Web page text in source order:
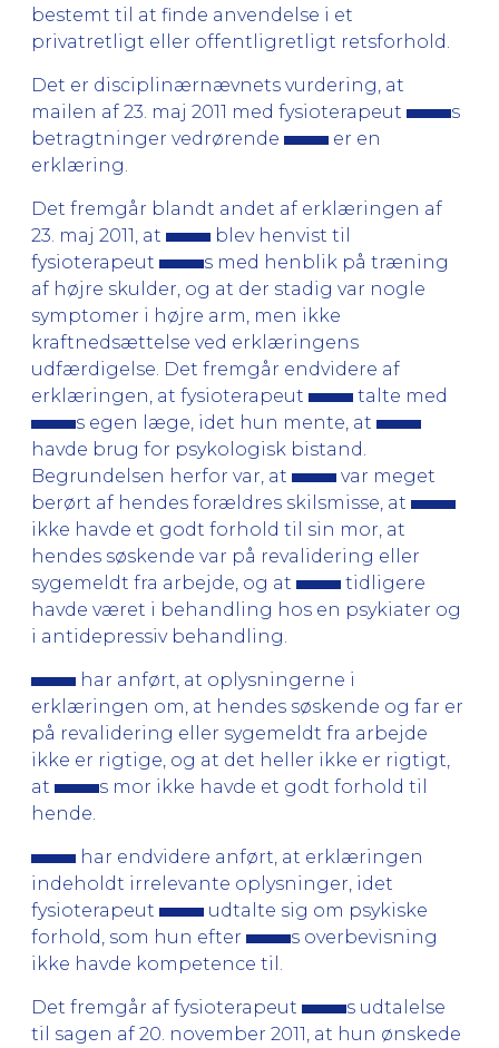
bestemt til at finde anvendelse i et
privatretligt eller offentligretligt retsforhold.
Det er disciplinærnævnets vurdering, at
mailen af 23. maj 2011 med fysioterapeut
s
betragtninger vedrørende
er en
erklæring.
Det fremgår blandt andet af erklæringen af
23. maj 2011, at
blev henvist til
fysioterapeut
s med henblik på træning
af højre skulder, og at der stadig var nogle
symptomer i højre arm, men ikke
kraftnedsættelse ved erklæringens
udfærdigelse. Det fremgår endvidere af
erklæringen, at fysioterapeut
talte med
s egen læge, idet hun mente, at
havde brug for psykologisk bistand.
Begrundelsen herfor var, at
var meget
berørt af hendes forældres skilsmisse, at
ikke havde et godt forhold til sin mor, at
hendes søskende var på revalidering eller
sygemeldt fra arbejde, og at
tidligere
havde været i behandling hos en psykiater og
i antidepressiv behandling.
har anført, at oplysningerne i
erklæringen om, at hendes søskende og far er
på revalidering eller sygemeldt fra arbejde
ikke er rigtige, og at det heller ikke er rigtigt,
at
s mor ikke havde et godt forhold til
hende.
har endvidere anført, at erklæringen
indeholdt irrelevante oplysninger, idet
fysioterapeut
udtalte sig om psykiske
forhold, som hun efter
s overbevisning
ikke havde kompetence til.
Det fremgår af fysioterapeut
s udtalelse
til sagen af 20. november 2011, at hun ønskede